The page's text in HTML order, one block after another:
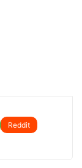
Reddit